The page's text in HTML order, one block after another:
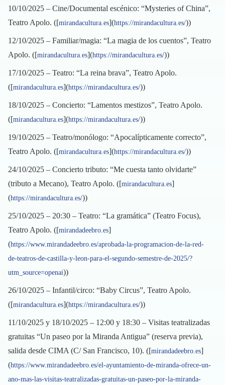
10/10/2025 – Cine/Documental escénico: “Mysteries of China”,
Teatro Apolo. ([mirandacultura.es](https://mirandacultura.es/))
12/10/2025 – Familiar/magia: “La magia de los cuentos”, Teatro
Apolo. ([mirandacultura.es](https://mirandacultura.es/))
17/10/2025 – Teatro: “La reina brava”, Teatro Apolo.
([mirandacultura.es](https://mirandacultura.es/))
18/10/2025 – Concierto: “Lamentos mestizos”, Teatro Apolo.
([mirandacultura.es](https://mirandacultura.es/))
19/10/2025 – Teatro/monólogo: “Apocalípticamente correcto”,
Teatro Apolo. ([mirandacultura.es](https://mirandacultura.es/))
24/10/2025 – Concierto tributo: “Me cuesta tanto olvidarte”
(tributo a Mecano), Teatro Apolo. ([mirandacultura.es]
(https://mirandacultura.es/))
25/10/2025 – 20:30 – Teatro: “La gramática” (Teatro Focus),
Teatro Apolo. ([mirandadeebro.es]
(https://www.mirandadeebro.es/aprobada-la-programacion-de-la-red-
de-teatros-de-castilla-y-leon-para-el-segundo-semestre-de-2025/?
utm_source=openai))
26/10/2025 – Infantil/circo: “Baby Circus”, Teatro Apolo.
([mirandacultura.es](https://mirandacultura.es/))
11/10/2025 y 18/10/2025 – 12:00 y 18:30 – Visitas teatralizadas
gratuitas “Un paseo por la Miranda Antigua” (reserva previa),
salida desde CIMA (C/ San Francisco, 10). ([mirandadeebro.es]
(https://www.mirandadeebro.es/el-ayuntamiento-de-miranda-ofrece-un-
ano-mas-las-visitas-teatralizadas-gratuitas-un-paseo-por-la-miranda-